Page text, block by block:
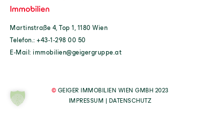
Martinstraße 4, Top 1, 1180 Wien
Telefon.: +43-1-298 00 50
E-Mail: immobilien@geigergruppe.at
© GEIGER IMMOBILIEN WIEN GMBH 2023
IMPRESSUM | DATENSCHUTZ